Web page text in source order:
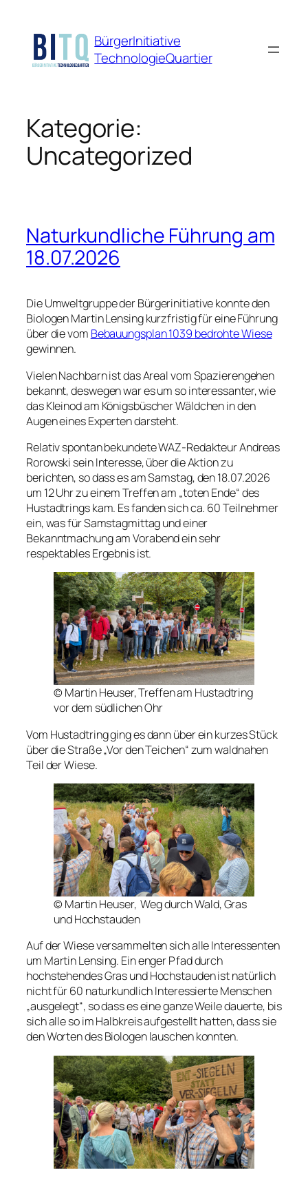
Inhalt
springen
BürgerInitiative
TechnologieQuartier
Kategorie:
Uncategorized
Naturkundliche Führung am
18.07.2026
DieUmweltgruppeder Bürgerinitiative konnte den
Biologen Martin Lensing kurzfristig für eine Führung
über die vom Bebauungsplan 1039 bedrohte Wiese
gewinnen.
Vielen Nachbarn ist das Areal vom Spazierengehen
bekannt, deswegen war es um so interessanter, wie
das Kleinod am Königsbüscher Wäldchen in den
Augen eines Experten darsteht.
Relativ spontan bekundete WAZ-Redakteur Andreas
Rorowski sein Interesse, über die Aktion zu
berichten, so dass es am Samstag, den 18.07.2026
um 12 Uhr zu einem Treffen am „toten Ende“ des
Hustadtrings kam. Es fanden sich ca. 60 Teilnehmer
ein, was für Samstagmittag und einer
Bekanntmachung am Vorabend ein sehr
respektables Ergebnis ist.
© Martin Heuser, Treffen am Hustadtring
vor dem südlichen Ohr
Vom Hustadtring ging es dann über ein kurzes Stück
über die Straße „Vor den Teichen“ zum waldnahen
Teil der Wiese.
© Martin Heuser, Weg durch Wald, Gras
und Hochstauden
Auf der Wiese versammelten sich alle Interessenten
um Martin Lensing. Ein enger Pfad durch
hochstehendes Gras und Hochstauden ist natürlich
nicht für 60 naturkundlich Interessierte Menschen
„ausgelegt“, so dass es eine ganze Weile dauerte, bis
sich alle so im Halbkreis aufgestellt hatten, dass sie
den Worten des Biologen lauschen konnten.